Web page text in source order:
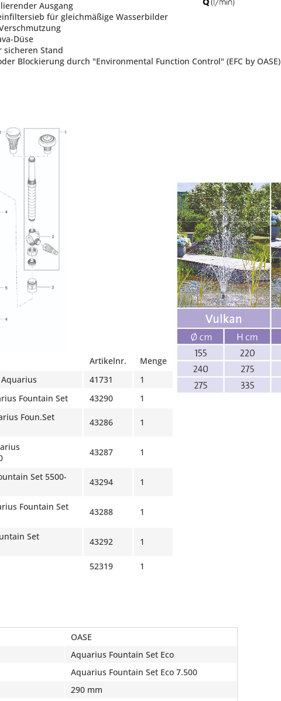
Ausgang
für gleichmäßige Wasserbilder
Düse
Stand
Blockierung durch "Environmental Function Control" (EFC by OASE)
Artikelnr.
Menge
41731
1
Fountain Set 43290 1
Foun.Set
43286 1
43287 1
Set 5500-
43294 1
Fountain Set
43288 1
Set
43292 1
52319 1
OASE
Aquarius Fountain Set Eco
Aquarius Fountain Set Eco 7.500
290 mm